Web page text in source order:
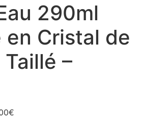
290ml
en Cristal de
–
€